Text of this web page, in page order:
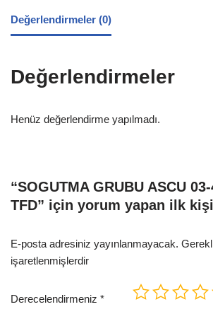
Değerlendirmeler (0)
Değerlendirmeler
Henüz değerlendirme yapılmadı.
“SOGUTMA GRUBU ASCU
TFD” için yorum yapan ilk
E-posta adresiniz yayınlanmayacak.
işaretlenmişlerdir
Derecelendirmeniz *